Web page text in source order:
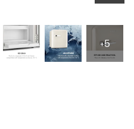
+5